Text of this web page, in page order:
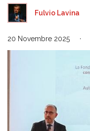
Fulvio Lavina
20 Novembre 2025